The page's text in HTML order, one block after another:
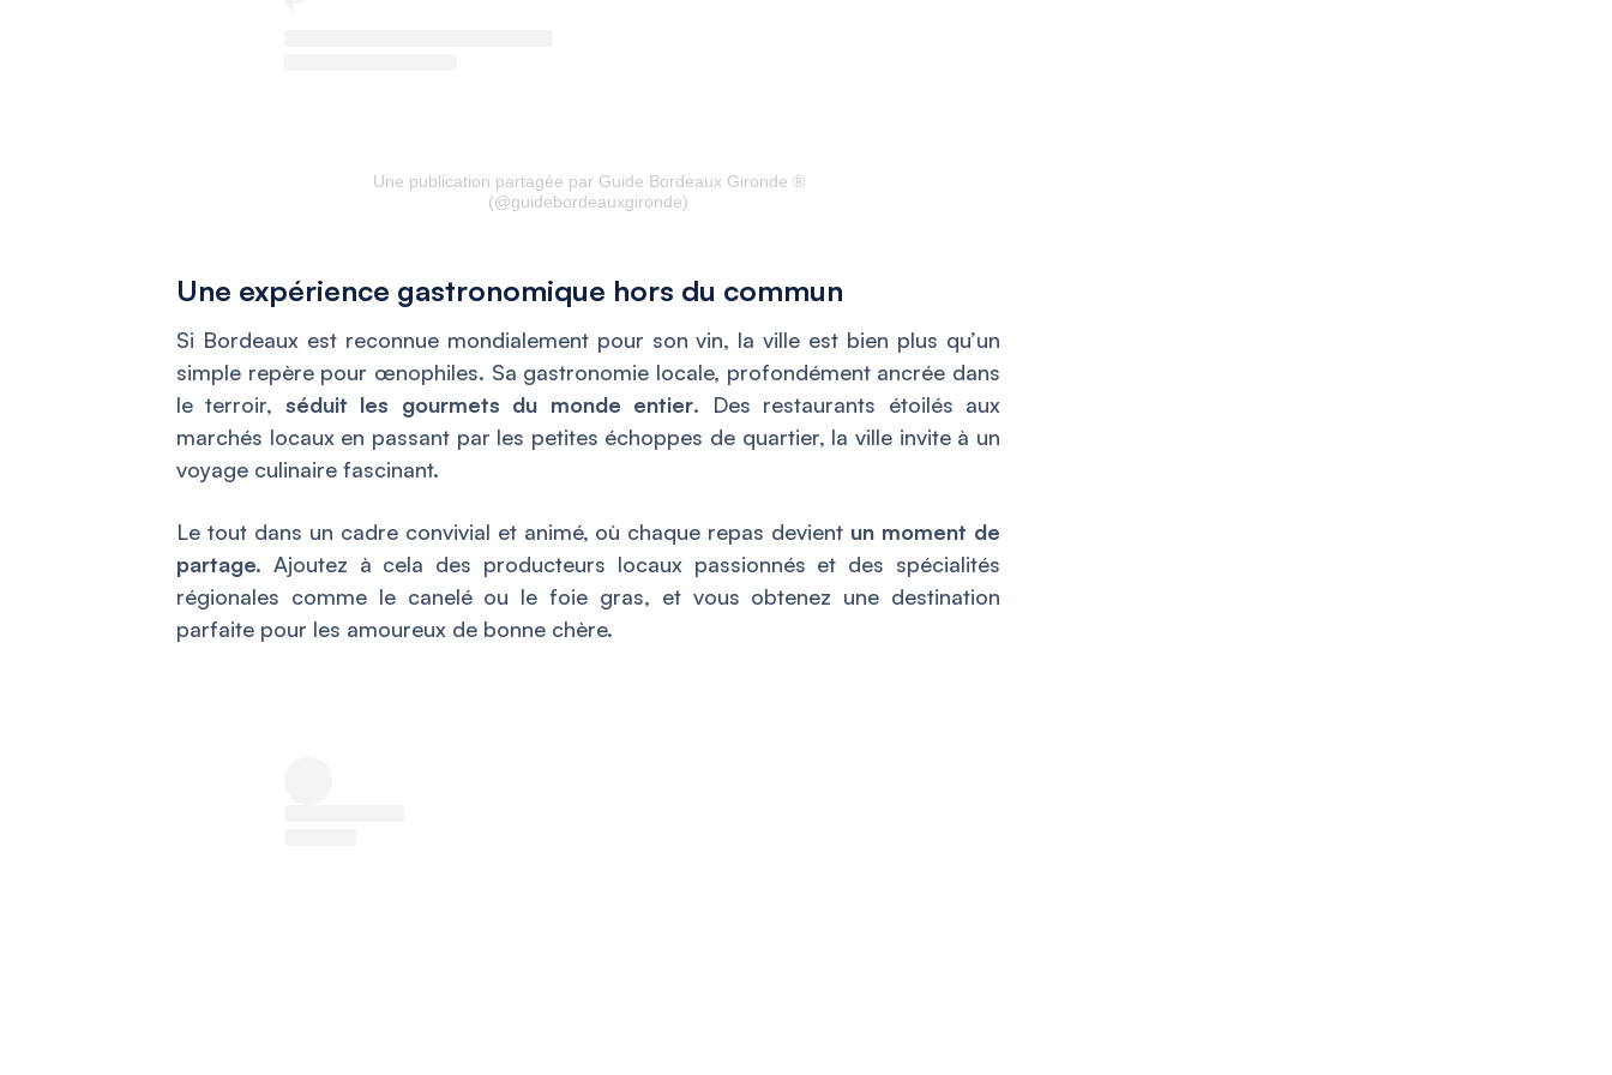
Une publication partagée par Guide Bordeaux Gironde ®️
(@guidebordeauxgironde)
Une expérience gastronomique hors du commun
Si Bordeaux est reconnue mondialement pour son vin, la ville est bien plus qu’un
simple repère pour œnophiles. Sa gastronomie locale, profondément ancrée dans
le terroir, séduit les gourmets du monde entier. Des restaurants étoilés aux
marchés locaux en passant par les petites échoppes de quartier, la ville invite à un
voyage culinaire fascinant.
Le tout dans un cadre convivial et animé, où chaque repas devient un moment de
partage. Ajoutez à cela des producteurs locaux passionnés et des spécialités
régionales comme le canelé ou le foie gras, et vous obtenez une destination
parfaite pour les amoureux de bonne chère.